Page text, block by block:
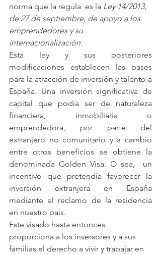
norma que la regula  es la Ley 14/2013,
de 27 de septiembre, de apoyo a los
emprendedores y su
internacionalización.
Esta ley y sus posteriores
modificaciones establecen las bases
para la atracción de inversión y talento a
España. Una inversión significativa de
capital que podía ser de naturaleza
financiera, inmobiliaria o
emprendedora, por parte del
extranjero no comunitario y a cambio
entre otros beneficios se obtiene la
denominada Golden Visa. O sea,  un
incentivo que pretendía favorecer la
inversión extranjera en España
mediante el reclamo de la residencia
en nuestro país.
Este visado hasta entonces
proporciona a los inversores y a sus
familias el derecho a vivir y trabajar en